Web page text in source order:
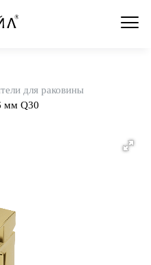
для раковины
мм Q30